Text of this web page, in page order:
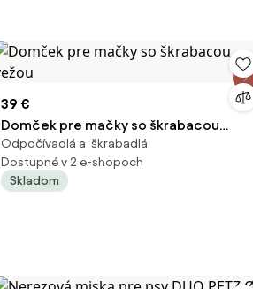
39 €
Domček pre mačky so škrabacou
vežou
Odpočívadlá a škrabadlá
Dostupné v 2 e-shopoch
Skladom